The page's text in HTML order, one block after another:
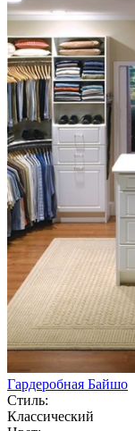
Гардеробная Байшо
Стиль:
Классический